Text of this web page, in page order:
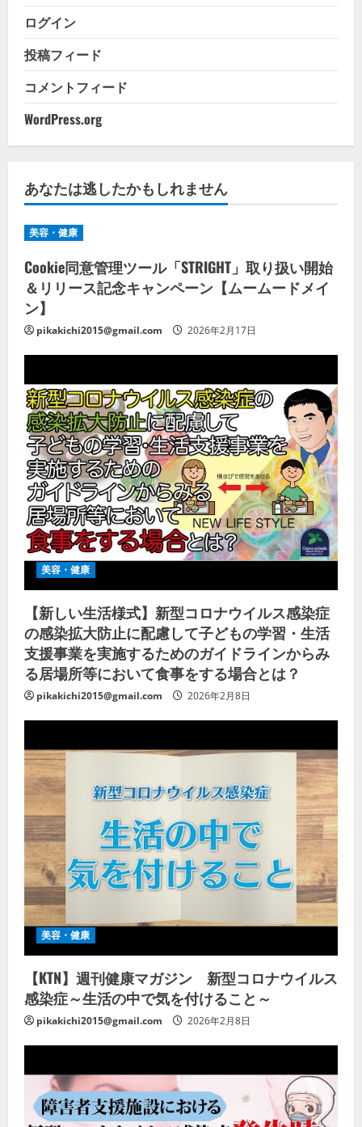
ログイン
投稿フィード
コメントフィード
WordPress.org
あなたは逃したかもしれません
美容・健康
Cookie同意管理ツール「STRIGHT」取り扱い開始
＆リリース記念キャンペーン【ムームードメイ
ン】
pikakichi2015@gmail.com 2026年2月17日
美容・健康
【新しい生活様式】新型コロナウイルス感染症
の感染拡大防止に配慮して子どもの学習・生活
支援事業を実施するためのガイドラインからみ
る居場所等において食事をする場合とは？
pikakichi2015@gmail.com 2026年2月8日
美容・健康
【KTN】週刊健康マガジン 新型コロナウイルス
感染症～生活の中で気を付けること～
pikakichi2015@gmail.com 2026年2月8日